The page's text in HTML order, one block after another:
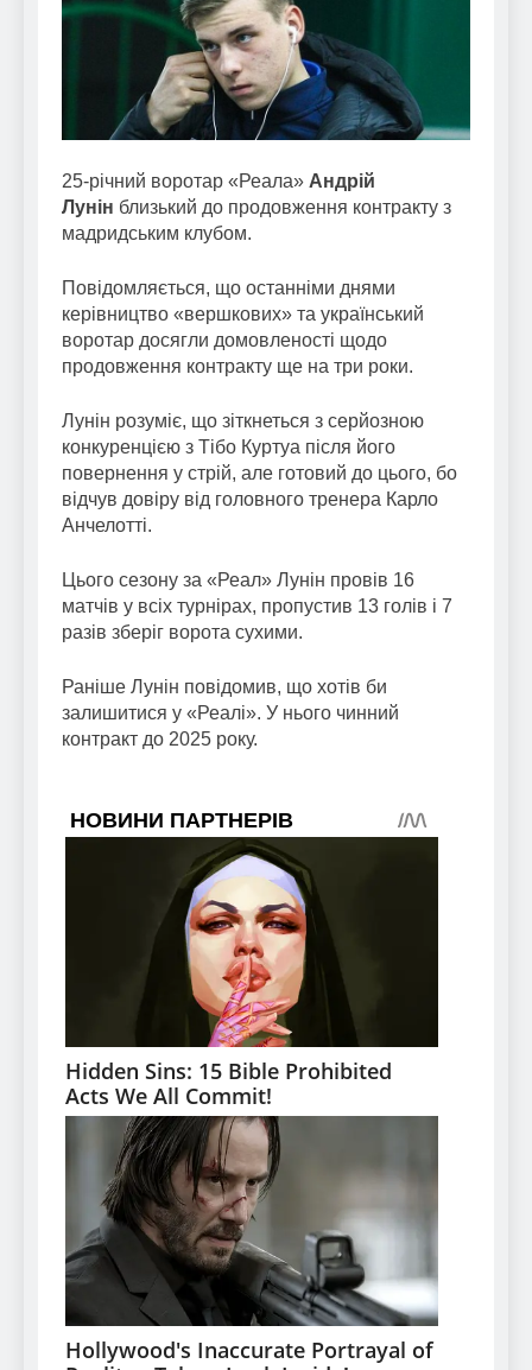
25-річний воротар «Реала» Андрій
Лунін близький до продовження контракту з
мадридським клубом.
Повідомляється, що останніми днями
керівництво «вершкових» та український
воротар досягли домовленості щодо
продовження контракту ще на три роки.
Лунін розуміє, що зіткнеться з серйозною
конкуренцією з Тібо Куртуа після його
повернення у стрій, але готовий до цього, бо
відчув довіру від головного тренера Карло
Анчелотті.
Цього сезону за «Реал» Лунін провів 16
матчів у всіх турнірах, пропустив 13 голів і 7
разів зберіг ворота сухими.
Раніше Лунін повідомив, що хотів би
залишитися у «Реалі». У нього чинний
контракт до 2025 року.